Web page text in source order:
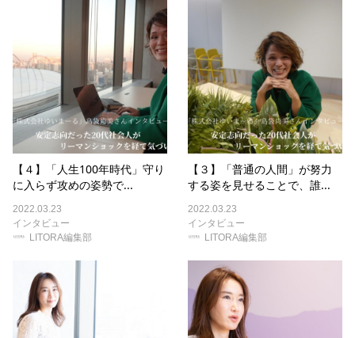
【４】「人生100年時代」守り
に入らず攻めの姿勢で...
2022.03.23
インタビュー
LITORA編集部
【３】「普通の人間」が努力
する姿を見せることで、誰...
2022.03.23
インタビュー
LITORA編集部